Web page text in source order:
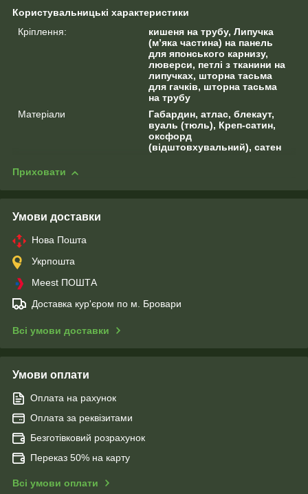
Користувальницькі характеристики
Кріплення:
кишеня на трубу, Липучка
(м’яка частина) на панель
для японського карнизу,
люверси, петлі з тканини на
липучках, шторна тасьма
для гачків, шторна тасьма
на трубу
Матеріали
Габардин, атлас, блекаут,
вуаль (тюль), Креп-сатин,
оксфорд
(відштовхувальний), сатен
Приховати
Умови доставки
Нова Пошта
Укрпошта
Meest ПОШТА
Доставка кур'єром по м. Бровари
Всі умови доставки
Умови оплати
Оплата на рахунок
Оплата за реквізитами
Безготівковий розрахунок
Переказ 50% на карту
Всі умови оплати